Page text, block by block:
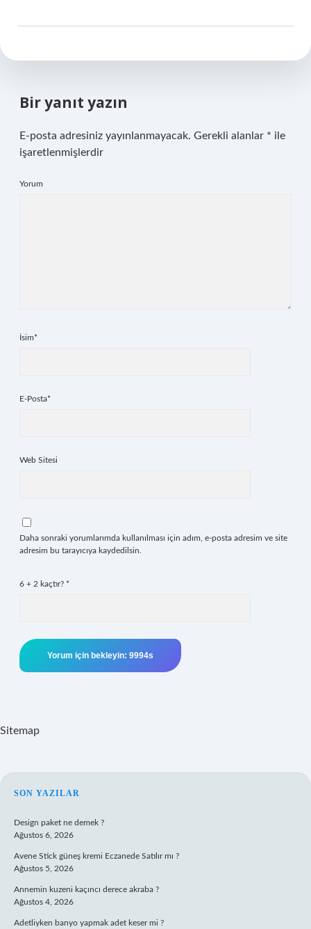
Bir yanıt yazın
E-posta adresiniz yayınlanmayacak. Gerekli alanlar * ile
işaretlenmişlerdir
Yorum
İsim*
E-Posta*
Web Sitesi
Daha sonraki yorumlarımda kullanılması için adım, e-posta adresim ve site
adresim bu tarayıcıya kaydedilsin.
6 + 2 kaçtır? *
Sitemap
SIDEBAR
SON YAZILAR
Design paket ne demek ?
Ağustos 6, 2026
Avene Stick güneş kremi Eczanede Satılır mı ?
Ağustos 5, 2026
Annemin kuzeni kaçıncı derece akraba ?
Ağustos 4, 2026
Adetliyken banyo yapmak adet keser mi ?